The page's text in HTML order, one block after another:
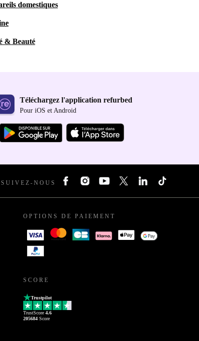
domestiques
& Beauté
Téléchargez l'application refurbed
Pour iOS et Android
SUIVEZ-NOUS
OPTIONS DE PAIEMENT
SCORE
Trustpilot
TrustScore 4.6
205684 Score